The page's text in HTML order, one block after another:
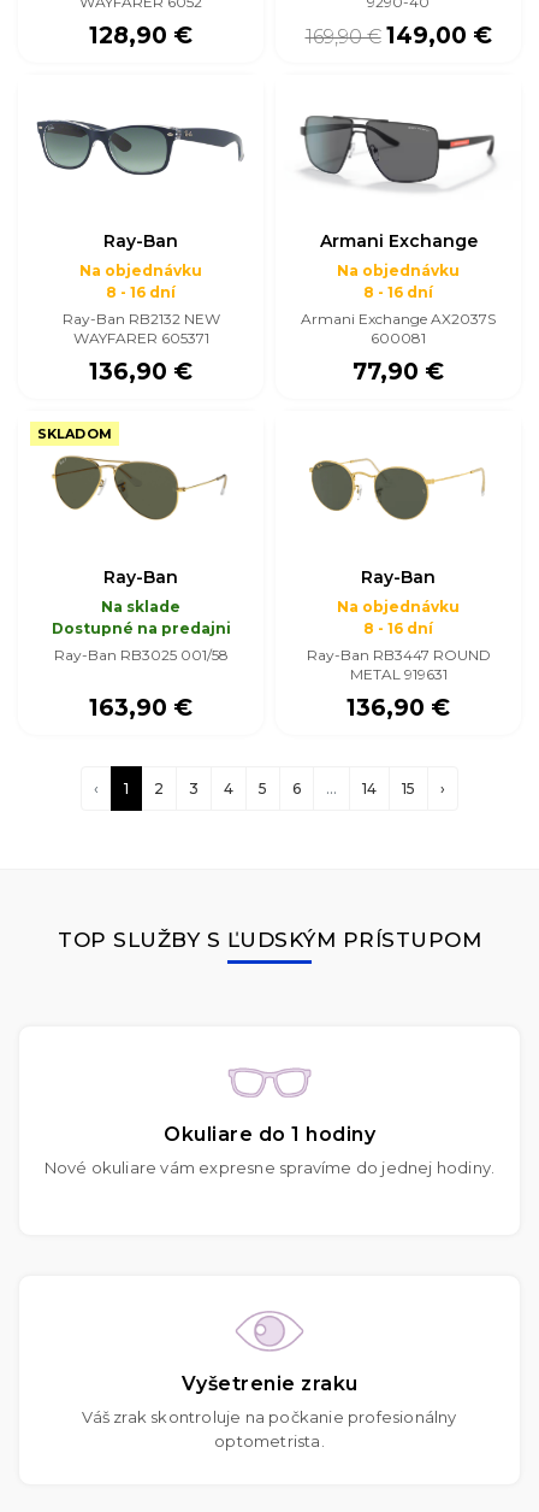
128,90 € 169,90 € 149,00 €
Ray-Ban
Na objednávku
8 - 16 dní
Ray-Ban RB2132 NEW
WAYFARER 605371
136,90 €
Armani Exchange
Na objednávku
8 - 16 dní
Armani Exchange AX2037S
600081
77,90 €
SKLADOM
Ray-Ban
Na sklade
Dostupné na predajni
Ray-Ban RB3025 001/58
163,90 €
Ray-Ban
Na objednávku
8 - 16 dní
Ray-Ban RB3447 ROUND
METAL 919631
136,90 €
‹ 1 2 3 4 5 6 ... 14 15 ›
TOP SLUŽBY S ĽUDSKÝM PRÍSTUPOM
Okuliare do 1 hodiny
Nové okuliare vám expresne spravíme do jednej hodiny.
Vyšetrenie zraku
Váš zrak skontroluje na počkanie profesionálny
optometrista.